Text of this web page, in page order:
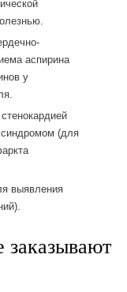
аспирина
у
(для
выявления
заказывают